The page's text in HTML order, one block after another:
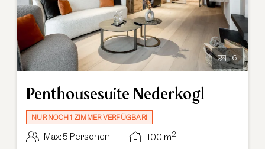
6
Penthousesuite Nederkogl
NUR NOCH 1 ZIMMER VERFÜGBAR!
Max.: 5 Personen 100 m2